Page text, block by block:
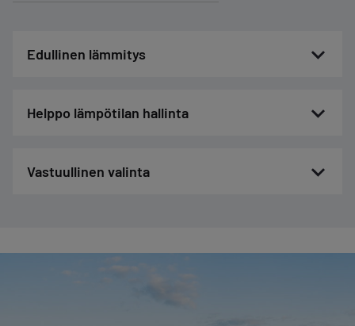
Edullinen lämmitys
Helppo lämpötilan hallinta
Vastuullinen valinta